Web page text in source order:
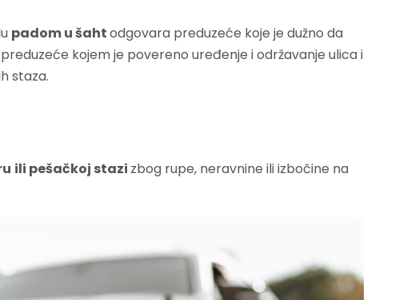
padom u šahtodgovara preduzeće koje je dužno da
kojem je povereno uređenje i održavanje ulica i
staza.
ili pešačkoj stazi zbog rupe, neravnine ili izbočine na